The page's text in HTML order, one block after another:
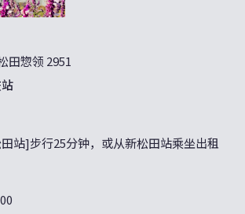
田惣领 2951
站]步行25分钟，或从新松田站乘坐出租